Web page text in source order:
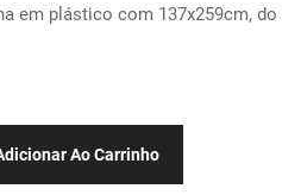
em plástico com 137x259cm, do
Ao Carrinho